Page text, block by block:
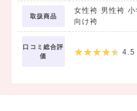
15,300円～フル
それぞれ単品レ
取扱商品
女性袴 男性袴
向け袴
口コミ総合評
価
4.5